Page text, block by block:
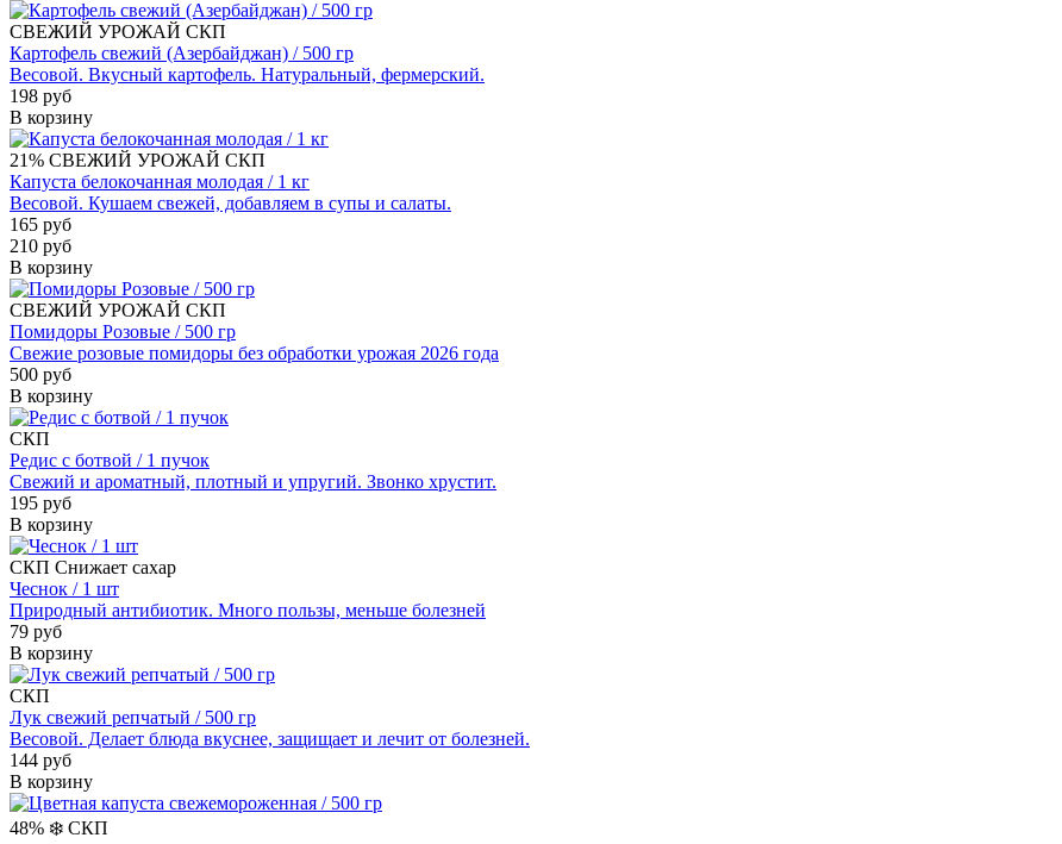
СВЕЖИЙ УРОЖАЙ СКП
Картофель свежий (Азербайджан) / 500 гр
Весовой. Вкусный картофель. Натуральный, фермерский.
198 руб
В корзину
21% СВЕЖИЙ УРОЖАЙ СКП
Капуста белокочанная молодая / 1 кг
Весовой. Кушаем свежей, добавляем в супы и салаты.
165 руб
210 руб
В корзину
СВЕЖИЙ УРОЖАЙ СКП
Помидоры Розовые / 500 гр
Свежие розовые помидоры без обработки урожая 2026 года
500 руб
В корзину
СКП
Редис с ботвой / 1 пучок
Свежий и ароматный, плотный и упругий. Звонко хрустит.
195 руб
В корзину
СКП Снижает сахар
Чеснок / 1 шт
Природный антибиотик. Много пользы, меньше болезней
79 руб
В корзину
СКП
Лук свежий репчатый / 500 гр
Весовой. Делает блюда вкуснее, защищает и лечит от болезней.
144 руб
В корзину
48% ❄️ СКП